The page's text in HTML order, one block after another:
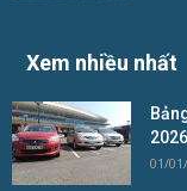
Xem nhiều nhất
01/